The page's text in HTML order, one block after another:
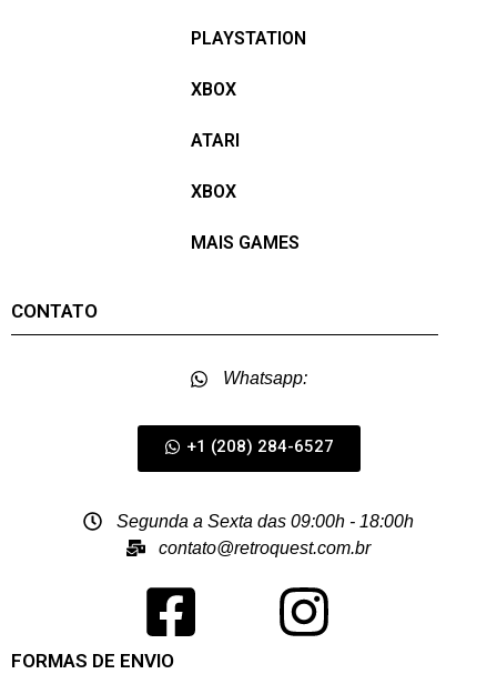
PLAYSTATION
XBOX
ATARI
XBOX
MAIS GAMES
CONTATO
Whatsapp:
+1 (208) 284-6527
Segunda a Sexta das 09:00h - 18:00h
contato@retroquest.com.br
FORMAS DE ENVIO